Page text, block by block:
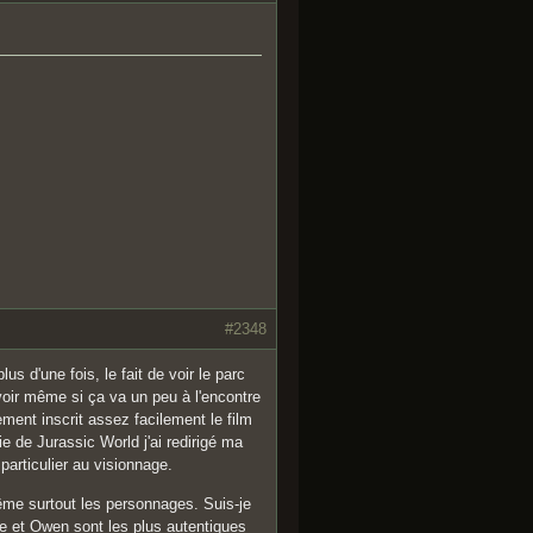
#2348
d'une fois, le fait de voir le parc
même si ça va un peu à l'encontre
inscrit assez facilement le film
de Jurassic World j'ai redirigé ma
au visionnage.
surtout les personnages. Suis-je
et Owen sont les plus autentiques